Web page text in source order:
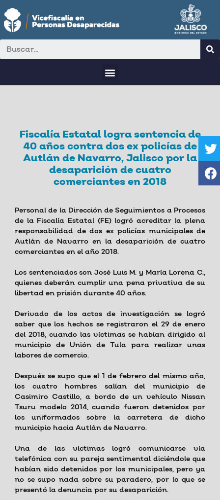
Fiscalía Estatal logra sentencia de
40 años contra dos ex policías de
Autlán de Navarro, Jalisco por la
desaparición de cuatro
comerciantes en 2018
Personal de la Dirección de Seguimientos a Procesos
de la Fiscalía Estatal (FE) logró acreditar la plena
responsabilidad de dos ex policías municipales de
Autlán de Navarro en la desaparición de cuatro
comerciantes en el año 2018.
Los sentenciados son José Luis M. y María Lorena C.,
quienes deberán cumplir una pena privativa de su
libertad en prisión durante 40 años.
Derivado de los actos de investigación se logró
saber que los hechos se registraron el 29 de enero
del 2018, cuando las víctimas se habían dirigido al
municipio de Unión de Tula para realizar unas
labores de comercio.
Después se supo que el 1 de febrero del mismo año,
los cuatro hombres salían del municipio de
Casimiro Castillo, a bordo de un vehículo Nissan
Tsuru modelo 2014, cuando fueron detenidos por
los uniformados sobre la carretera de dicho
municipio hacia Autlán de Navarro.
Una de las víctimas logró comunicarse vía
telefónica con su pareja sentimental diciéndole que
habían sido detenidos por los municipales, pero ya
no se supo nada sobre su paradero, por lo que se
presentó la denuncia por su desaparición.